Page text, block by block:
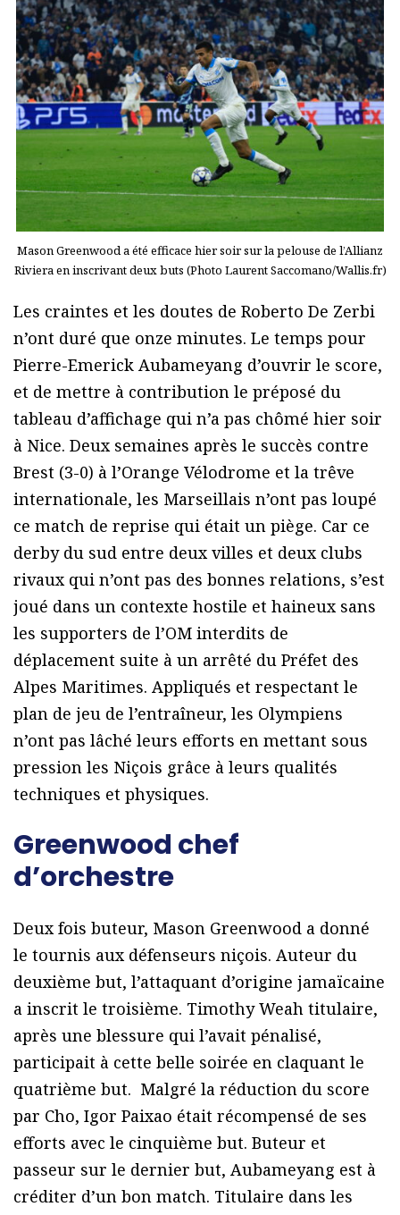
Mason Greenwood a été efficace hier soir sur la pelouse de l’Allianz
Riviera en inscrivant deux buts (Photo Laurent Saccomano/Wallis.fr)
Les craintes et les doutes de Roberto De Zerbi
n’ont duré que onze minutes. Le temps pour
Pierre-Emerick Aubameyang d’ouvrir le score,
et de mettre à contribution le préposé du
tableau d’affichage qui n’a pas chômé hier soir
à Nice. Deux semaines après le succès contre
Brest (3-0) à l’Orange Vélodrome et la trêve
internationale, les Marseillais n’ont pas loupé
ce match de reprise qui était un piège. Car ce
derby du sud entre deux villes et deux clubs
rivaux qui n’ont pas des bonnes relations, s’est
joué dans un contexte hostile et haineux sans
les supporters de l’OM interdits de
déplacement suite à un arrêté du Préfet des
Alpes Maritimes. Appliqués et respectant le
plan de jeu de l’entraîneur, les Olympiens
n’ont pas lâché leurs efforts en mettant sous
pression les Niçois grâce à leurs qualités
techniques et physiques.
Greenwood chef
d’orchestre
Deux fois buteur, Mason Greenwood a donné
le tournis aux défenseurs niçois. Auteur du
deuxième but, l’attaquant d’origine jamaïcaine
a inscrit le troisième. Timothy Weah titulaire,
après une blessure qui l’avait pénalisé,
participait à cette belle soirée en claquant le
quatrième but. Malgré la réduction du score
par Cho, Igor Paixao était récompensé de ses
efforts avec le cinquième but. Buteur et
passeur sur le dernier but, Aubameyang est à
créditer d’un bon match. Titulaire dans les